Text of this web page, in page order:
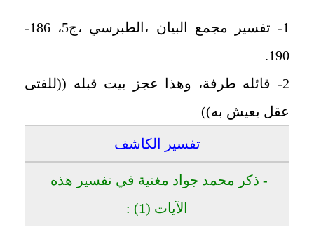
1- تفسير مجمع البيان ،الطبرسي ،ج5، 186-
190.
2- قائله طرفة، وهذا عجز بيت قبله ((للفتى
عقل يعيش به))
تفسير الكاشف
- ذكر محمد جواد مغنية في تفسير هذه
الآيات (1) :